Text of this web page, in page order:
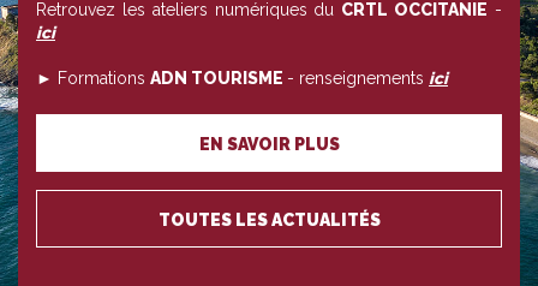
Retrouvez les ateliers numériques du CRTL OCCITANIE -
ici
► Formations ADN TOURISME - renseignements ici
EN SAVOIR PLUS
TOUTES LES ACTUALITÉS